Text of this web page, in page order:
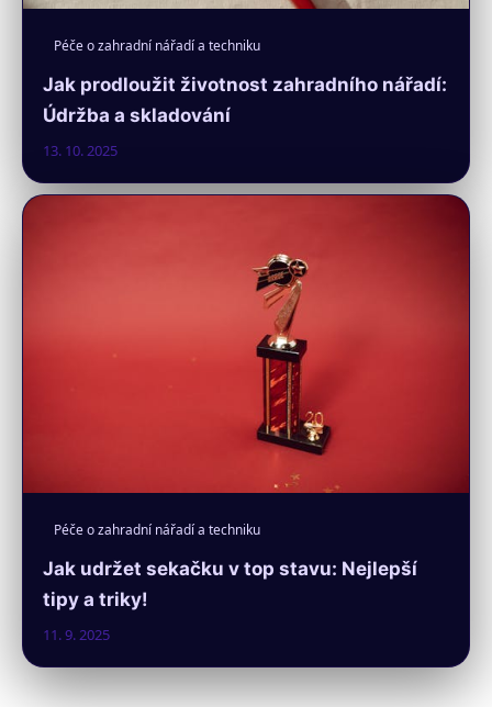
Péče o zahradní nářadí a techniku
Jak prodloužit životnost zahradního nářadí:
Údržba a skladování
13. 10. 2025
Péče o zahradní nářadí a techniku
Jak udržet sekačku v top stavu: Nejlepší
tipy a triky!
11. 9. 2025